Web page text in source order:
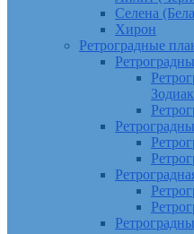
Селена
Хирон
Ретроградные